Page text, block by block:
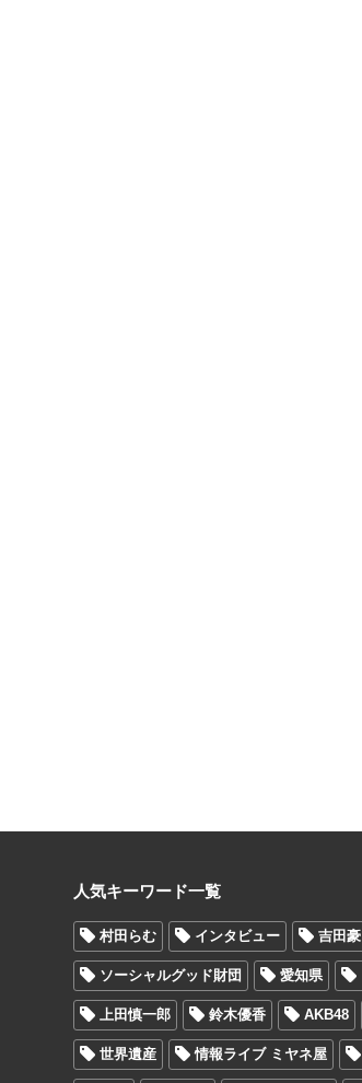
人気キーワード一覧
村田らむ インタビュー 吉田豪
ソーシャルグッド財団 愛知県
上田慎一郎 鈴木優香 AKB48
世界遺産 情報ライブ ミヤネ屋